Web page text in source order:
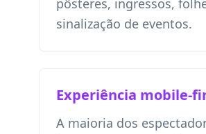
pôsteres, ingressos,
sinalização de eventos.
Experiência mobile-
A maioria dos